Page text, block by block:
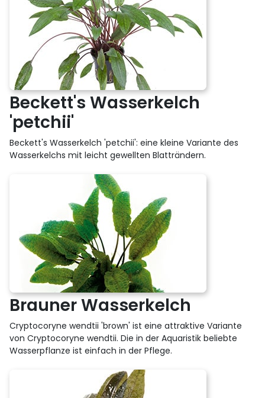
Beckett's Wasserkelch
'petchii'
Beckett's Wasserkelch 'petchii': eine kleine Variante des
Wasserkelchs mit leicht gewellten Blatträndern.
Brauner Wasserkelch
Cryptocoryne wendtii 'brown' ist eine attraktive Variante
von Cryptocoryne wendtii. Die in der Aquaristik beliebte
Wasserpflanze ist einfach in der Pflege.